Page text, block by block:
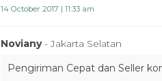
14 October 2017 | 11:33 am
Noviany - Jakarta Selatan
Pengiriman Cepat dan Seller